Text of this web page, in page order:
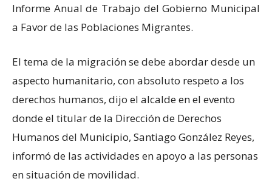
Informe Anual de Trabajo del Gobierno Municipal
a Favor de las Poblaciones Migrantes.
El tema de la migración se debe abordar desde un
aspecto humanitario, con absoluto respeto a los
derechos humanos, dijo el alcalde en el evento
donde el titular de la Dirección de Derechos
Humanos del Municipio, Santiago González Reyes,
informó de las actividades en apoyo a las personas
en situación de movilidad.